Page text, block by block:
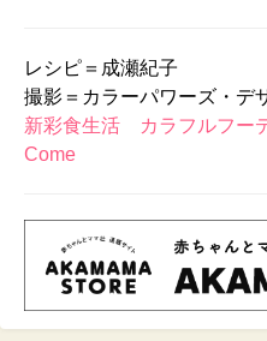
レシピ＝成瀬紀子
撮影＝カラーパワーズ・デ
新彩食生活 カラフルフー
Come